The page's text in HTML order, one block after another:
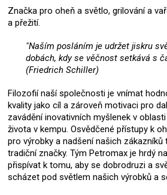
Značka pro oheň a světlo, grilování a
a přežití.
"Naším posláním je udržet jiskru
dobách, kdy se věčnost setkává s
(Friedrich Schiller)
Filozofií naší společnosti je vnímat
kvality jako cíl a zároveň motivaci pro
zavádění inovativních myšlenek v
života v kempu. Osvědčené přístupy k
pro výrobky a nadšení našich zákazníků
tradiční značky. Tým Petromax je hrdý
přispívat k tomu, aby se dobrodruzi a
scházet pod světlem našich výrobků a